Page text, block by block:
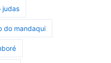
judas
do mandaqui